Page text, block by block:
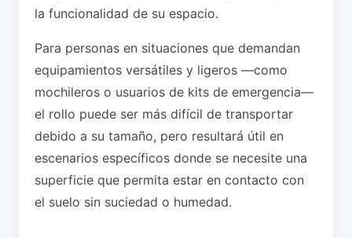
la funcionalidad de su espacio.
Para personas en situaciones que demandan
equipamientos versátiles y ligeros —como
mochileros o usuarios de kits de emergencia—
el rollo puede ser más difícil de transportar
debido a su tamaño, pero resultará útil en
escenarios específicos donde se necesite una
superficie que permita estar en contacto con
el suelo sin suciedad o humedad.